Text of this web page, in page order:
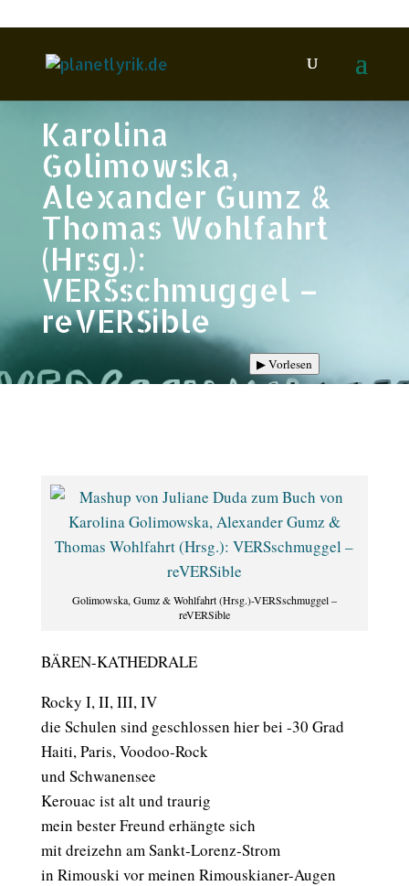
Karolina
Golimowska,
Alexander Gumz &
Thomas Wohlfahrt
(Hrsg.):
VERSschmuggel –
reVERSible
▶Vorlesen
Golimowska, Gumz & Wohlfahrt (Hrsg.)-VERSschmuggel –
reVERSible
BÄREN-KATHEDRALE
Rocky I, II, III, IV
die Schulen sind geschlossen hier bei -30 Grad
Haiti, Paris, Voodoo-Rock
und Schwanensee
Kerouac ist alt und traurig
mein bester Freund erhängte sich
mit dreizehn am Sankt-Lorenz-Strom
in Rimouski vor meinen Rimouskianer-Augen